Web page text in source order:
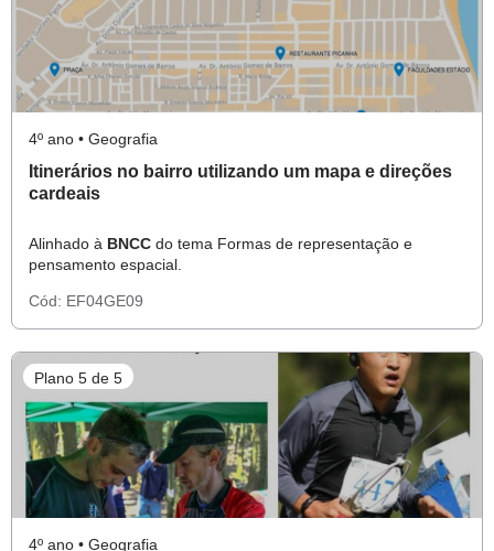
4º ano • Geografia
Itinerários no bairro utilizando um mapa e direções
cardeais
Alinhado à BNCC do tema Formas de representação e
pensamento espacial.
Cód: EF04GE09
Plano 5 de 5
4º ano • Geografia